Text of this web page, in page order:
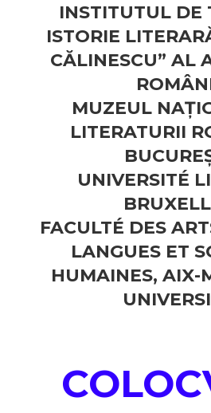
INSTITUTUL DE
ISTORIE
CĂLINESCU” AL
MUZEUL
LITERATURII
UNIVERSITÉ
FACULTÉ DES
LANGUES ET
HUMAINES, AIX-